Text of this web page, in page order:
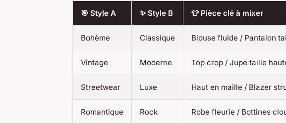
🎯 Style A ✨ Style B 👕 Pièce clé à mixer
Bohème Classique Blouse fluide / Pantalon
Vintage Moderne Top crop / Jupe taille
Streetwear Luxe Haut en maille / Blazer
Romantique Rock Robe fleurie / Bottines